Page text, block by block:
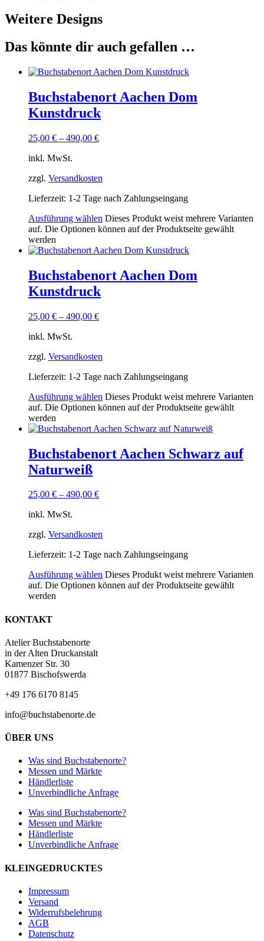
Weitere Designs
Das könnte dir auch gefallen …
Buchstabenort Aachen Dom
Kunstdruck
25,00 € – 490,00 €
inkl. MwSt.
zzgl. Versandkosten
Lieferzeit: 1-2 Tage nach Zahlungseingang
Ausführung wählen Dieses Produkt weist mehrere Varianten
auf. Die Optionen können auf der Produktseite gewählt
werden
Buchstabenort Aachen Dom
Kunstdruck
25,00 € – 490,00 €
inkl. MwSt.
zzgl. Versandkosten
Lieferzeit: 1-2 Tage nach Zahlungseingang
Ausführung wählen Dieses Produkt weist mehrere Varianten
auf. Die Optionen können auf der Produktseite gewählt
werden
Buchstabenort Aachen Schwarz auf
Naturweiß
25,00 € – 490,00 €
inkl. MwSt.
zzgl. Versandkosten
Lieferzeit: 1-2 Tage nach Zahlungseingang
Ausführung wählen Dieses Produkt weist mehrere Varianten
auf. Die Optionen können auf der Produktseite gewählt
werden
KONTAKT
Atelier Buchstabenorte
in der Alten Druckanstalt
Kamenzer Str. 30
01877 Bischofswerda
+49 176 6170 8145
info@buchstabenorte.de
ÜBER UNS
Was sind Buchstabenorte?
Messen und Märkte
Händlerliste
Unverbindliche Anfrage
Was sind Buchstabenorte?
Messen und Märkte
Händlerliste
Unverbindliche Anfrage
KLEINGEDRUCKTES
Impressum
Versand
Widerrufsbelehrung
AGB
Datenschutz